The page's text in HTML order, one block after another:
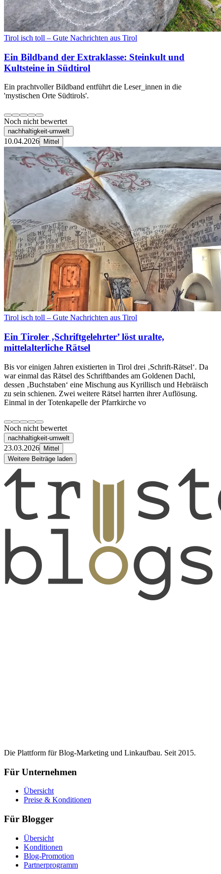
Tirol isch toll – Gute Nachrichten aus Tirol
Ein Bildband der Extraklasse: Steinkult und
Kultsteine in Südtirol
Ein prachtvoller Bildband entführt die Leser_innen in die
'mystischen Orte Südtirols'.
Noch nicht bewertet
nachhaltigkeit-umwelt
10.04.2026 Mittel
Tirol isch toll – Gute Nachrichten aus Tirol
Ein Tiroler ‚Schriftgelehrter’ löst uralte,
mittelalterliche Rätsel
Bis vor einigen Jahren existierten in Tirol drei ‚Schrift-Rätsel‘. Da
war einmal das Rätsel des Schriftbandes am Goldenen Dachl,
dessen ‚Buchstaben‘ eine Mischung aus Kyrillisch und Hebräisch
zu sein schienen. Zwei weitere Rätsel harrten ihrer Auflösung.
Einmal in der Totenkapelle der Pfarrkirche vo
Noch nicht bewertet
nachhaltigkeit-umwelt
23.03.2026
Mittel
Weitere Beiträge laden
Die Plattform für Blog-Marketing und Linkaufbau. Seit 2015.
Für Unternehmen
Übersicht
Preise & Konditionen
Für Blogger
Übersicht
Konditionen
Blog-Promotion
Partnerprogramm